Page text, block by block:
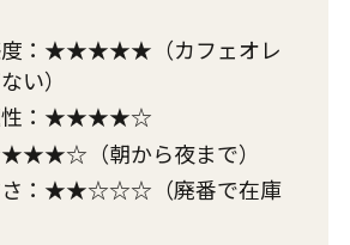
度：★★★★★（カフェオレ
い）
性：★★★★☆
（朝から夜まで）
さ：★★☆☆☆（廃番で在庫